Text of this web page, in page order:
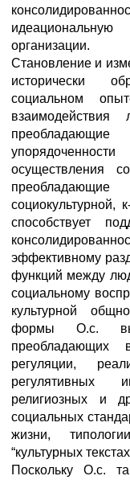
организации.
Становление и
исторически
социальном
преобладающие
осуществления
социокультурной,
способствует
эффективному
функций между
социальному
культурной
формы О.с.
преобладающих
регуляции,
регулятивных
религиозных и
социальных
жизни,
“культурных
Поскольку О.с.